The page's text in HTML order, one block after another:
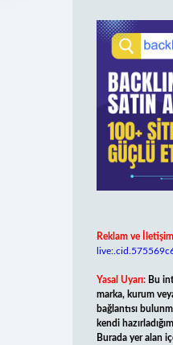
Reklam ve
Yasal Uyarı: Bu
marka, kurum
bağlantısı
kendi
Burada yer alan